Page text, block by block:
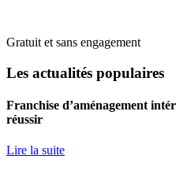
Gratuit et sans engagement
Les actualités populaires
Franchise d’aménagement
réussir
Lire la suite